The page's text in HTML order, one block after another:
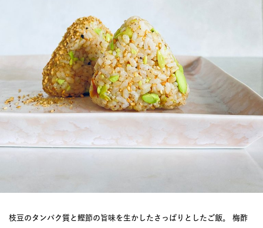
枝豆のタンパク質と鰹節の旨味を生かしたさっぱりとしたご飯。 梅酢